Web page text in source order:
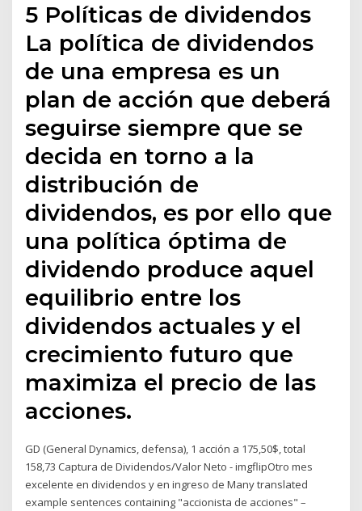
5 Políticas de dividendos
La política de dividendos
de una empresa es un
plan de acción que deberá
seguirse siempre que se
decida en torno a la
distribución de
dividendos, es por ello que
una política óptima de
dividendo produce aquel
equilibrio entre los
dividendos actuales y el
crecimiento futuro que
maximiza el precio de las
acciones.
GD (General Dynamics, defensa), 1 acción a 175,50$, total
158,73 Captura de Dividendos/Valor Neto - imgflipOtro mes
excelente en dividendos y en ingreso de Many translated
example sentences containing "accionista de acciones" –